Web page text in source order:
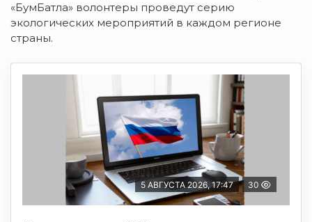
«БумБатла» волонтеры проведут серию
экологических мероприятий в каждом регионе
страны.
5 АВГУСТА 2026, 17:47 30